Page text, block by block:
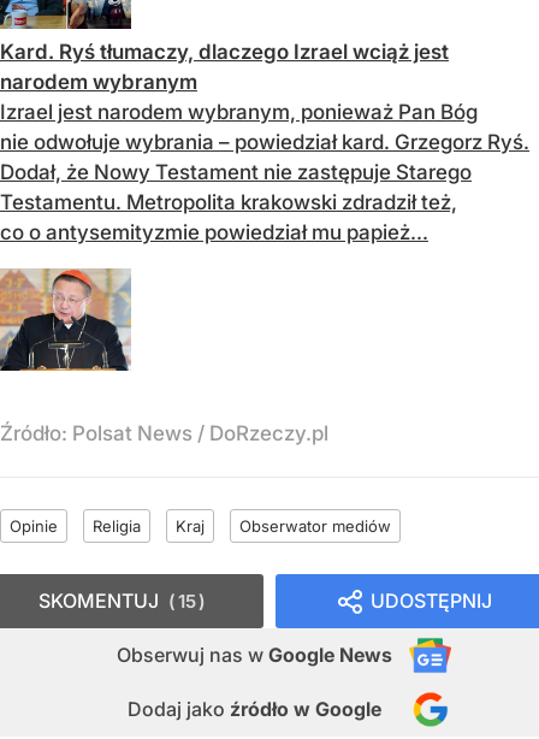
Kard. Ryś tłumaczy, dlaczego Izrael wciąż jest
narodem wybranym
Izrael jest narodem wybranym, ponieważ Pan Bóg
nie odwołuje wybrania – powiedział kard. Grzegorz Ryś.
Dodał, że Nowy Testament nie zastępuje Starego
Testamentu. Metropolita krakowski zdradził też,
co o antysemityzmie powiedział mu papież...
Źródło: Polsat News / DoRzeczy.pl
Opinie Religia Kraj Obserwator mediów
UDOSTĘPNIJ
Obserwuj nas w Google News
Dodaj jako źródło w Google
SKOMENTUJ 15